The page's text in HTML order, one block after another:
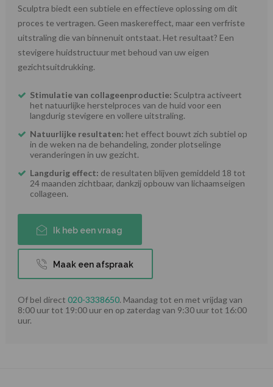
Sculptra biedt een subtiele en effectieve oplossing om dit
proces te vertragen. Geen maskereffect, maar een verfriste
uitstraling die van binnenuit ontstaat. Het resultaat? Een
stevigere huidstructuur met behoud van uw eigen
gezichtsuitdrukking.
Stimulatie van collageenproductie: Sculptra activeert
het natuurlijke herstelproces van de huid voor een
langdurig stevigere en vollere uitstraling.
Natuurlijke resultaten: het effect bouwt zich subtiel op
in de weken na de behandeling, zonder plotselinge
veranderingen in uw gezicht.
Langdurig effect: de resultaten blijven gemiddeld 18 tot
24 maanden zichtbaar, dankzij opbouw van lichaamseigen
collageen.
Ik heb een vraag
Maak een afspraak
Of bel direct 020-3338650. Maandag tot en met vrijdag van
8:00 uur tot 19:00 uur en op zaterdag van 9:30 uur tot 16:00
uur.